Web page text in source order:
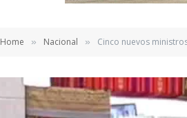
Home » Nacional » Cinco nuevos